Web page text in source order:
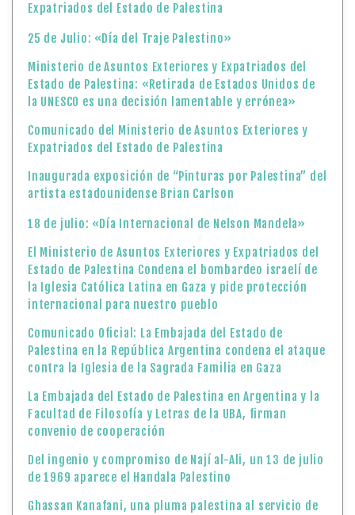
Expatriados del Estado de Palestina
25 de Julio: «Día del Traje Palestino»
Ministerio de Asuntos Exteriores y Expatriados del
Estado de Palestina: «Retirada de Estados Unidos de
la UNESCO es una decisión lamentable y errónea»
Comunicado del Ministerio de Asuntos Exteriores y
Expatriados del Estado de Palestina
Inaugurada exposición de “Pinturas por Palestina” del
artista estadounidense Brian Carlson
18 de julio: «Día Internacional de Nelson Mandela»
El Ministerio de Asuntos Exteriores y Expatriados del
Estado de Palestina Condena el bombardeo israelí de
la Iglesia Católica Latina en Gaza y pide protección
internacional para nuestro pueblo
Comunicado Oficial: La Embajada del Estado de
Palestina en la República Argentina condena el ataque
contra la Iglesia de la Sagrada Familia en Gaza
La Embajada del Estado de Palestina en Argentina y la
Facultad de Filosofía y Letras de la UBA, firman
convenio de cooperación
Del ingenio y compromiso de Nají al-Ali, un 13 de julio
de 1969 aparece el Handala Palestino
Ghassan Kanafani, una pluma palestina al servicio de